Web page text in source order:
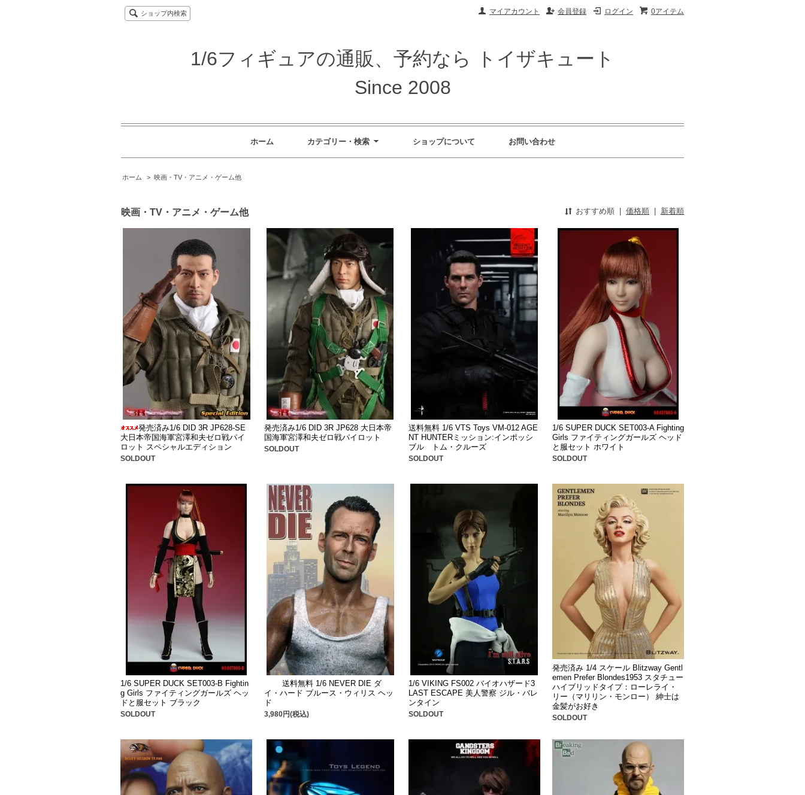
0アイテム
ログイン
会員登録
マイアカウント
ショップ内検索
1/6フィギュアの通販、予約なら トイザキュート
Since 2008
ホーム カテゴリー・検索 ショップについて お問い合わせ
ホーム > 映画・TV・アニメ・ゲーム他
映画・TV・アニメ・ゲーム他 おすすめ順 | 価格順 | 新着順
発売済み1/6 DID 3R JP628-SE
大日本帝国海軍宮澤和夫ゼロ戦パイ
ロット スペシャルエディション
SOLDOUT
発売済み1/6 DID 3R JP628 大日本帝
国海軍宮澤和夫ゼロ戦パイロット
SOLDOUT
送料無料 1/6 VTS Toys VM-012 AGE
NT HUNTERミッション:インポッシ
ブル トム・クルーズ
SOLDOUT
1/6 SUPER DUCK SET003-A Fighting
Girls ファイティングガールズ ヘッド
と服セット ホワイト
SOLDOUT
1/6 SUPER DUCK SET003-B Fightin
g Girls ファイティングガールズ ヘッ
ドと服セット ブラック
SOLDOUT
送料無料 1/6 NEVER DIE ダ
イ・ハード ブルース・ウィリス ヘッ
ド
3,980円(税込)
1/6 VIKING FS002 バイオハザード3
LAST ESCAPE 美人警察 ジル・バレ
ンタイン
SOLDOUT
発売済み 1/4 スケール Blitzway Gentl
emen Prefer Blondes1953 スタチュー
ハイブリッドタイプ：ローレライ・
リー（マリリン・モンロー） 紳士は
金髪がお好き
SOLDOUT